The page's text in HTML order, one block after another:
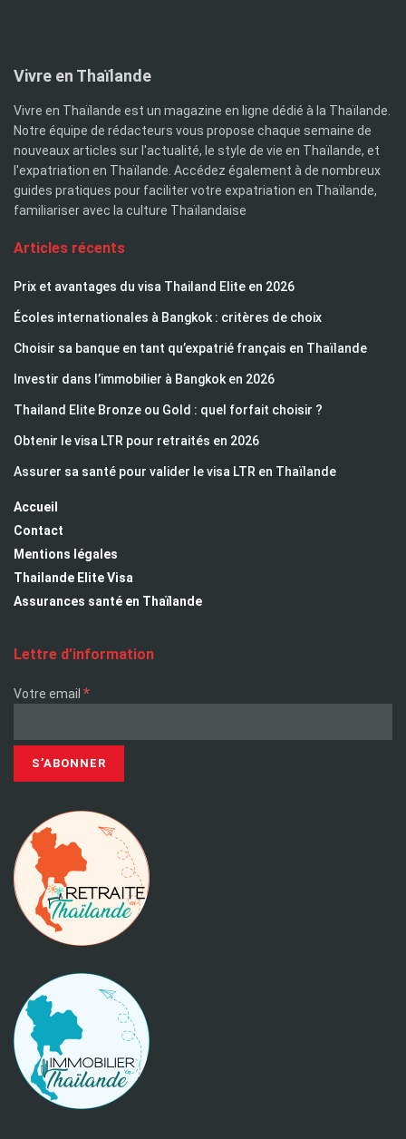
Vivre en Thaïlande
Vivre en Thaïlande est un magazine en ligne dédié à la Thaïlande.
Notre équipe de rédacteurs vous propose chaque semaine de
nouveaux articles sur l'actualité, le style de vie en Thaïlande, et
l'expatriation en Thaïlande. Accédez également à de nombreux
guides pratiques pour faciliter votre expatriation en Thaïlande,
familiariser avec la culture Thaïlandaise
Articles récents
Prix et avantages du visa Thailand Elite en 2026
Écoles internationales à Bangkok : critères de choix
Choisir sa banque en tant qu’expatrié français en Thaïlande
Investir dans l’immobilier à Bangkok en 2026
Thailand Elite Bronze ou Gold : quel forfait choisir ?
Obtenir le visa LTR pour retraités en 2026
Assurer sa santé pour valider le visa LTR en Thaïlande
Accueil
Contact
Mentions légales
Thailande Elite Visa
Assurances santé en Thaïlande
Lettre d’information
Votre email *